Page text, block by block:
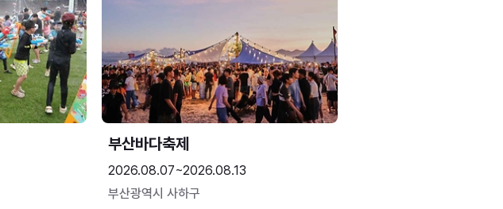
부산바다축제
2026.08.07~2026.08.13
부산광역시 사하구